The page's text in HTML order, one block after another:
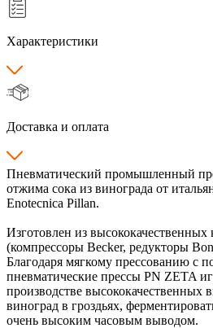
Характеристики
Доставка и оплата
Пневматический промышленный
отжима сока из винограда от
Enotecnica Pillan.
Изготовлен из высококачественных
(компрессоры Becker, редукторы
Благодаря мягкому прессованию с
пневматические прессы PN ZETA
производстве
виноград в гроздьях,
очень высоким часовым выводом.